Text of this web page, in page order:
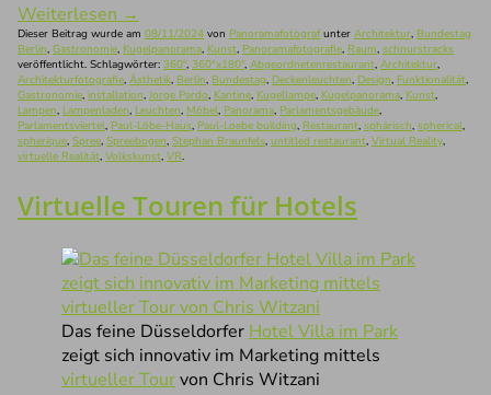
Weiterlesen →
Dieser Beitrag wurde am 08/11/2024 von Panoramafotografunter Architektur, Bundestag
Berlin, Gastronomie, Kugelpanorama, Kunst, Panoramafotografie, Raum, schnurstracks
veröffentlicht. Schlagwörter: 360°, 360°x180°, Abgeordnetenrestaurant, Architektur,
Architekturfotografie, Ästhetik, Berlin, Bundestag, Deckenleuchten, Design, Funktionalität,
Gastronomie, installation, Jorge Pardo, Kantine, Kugellampe, Kugelpanorama, Kunst,
Lampen, Lampenladen, Leuchten, Möbel, Panorama, Parlamentsgebäude,
Parlamentsviertel, Paul-Löbe-Haus, Paul-Loebe building, Restaurant, sphärisch, spherical,
spherique, Spree, Spreebogen, Stephan Braunfels, untitled restaurant, Virtual Reality,
virtuelle Realität, Volkskunst, VR.
Virtuelle Touren für Hotels
Das feine Düsseldorfer Hotel Villa im Park
zeigt sich innovativ im Marketing mittels
virtueller Tourvon Chris Witzani